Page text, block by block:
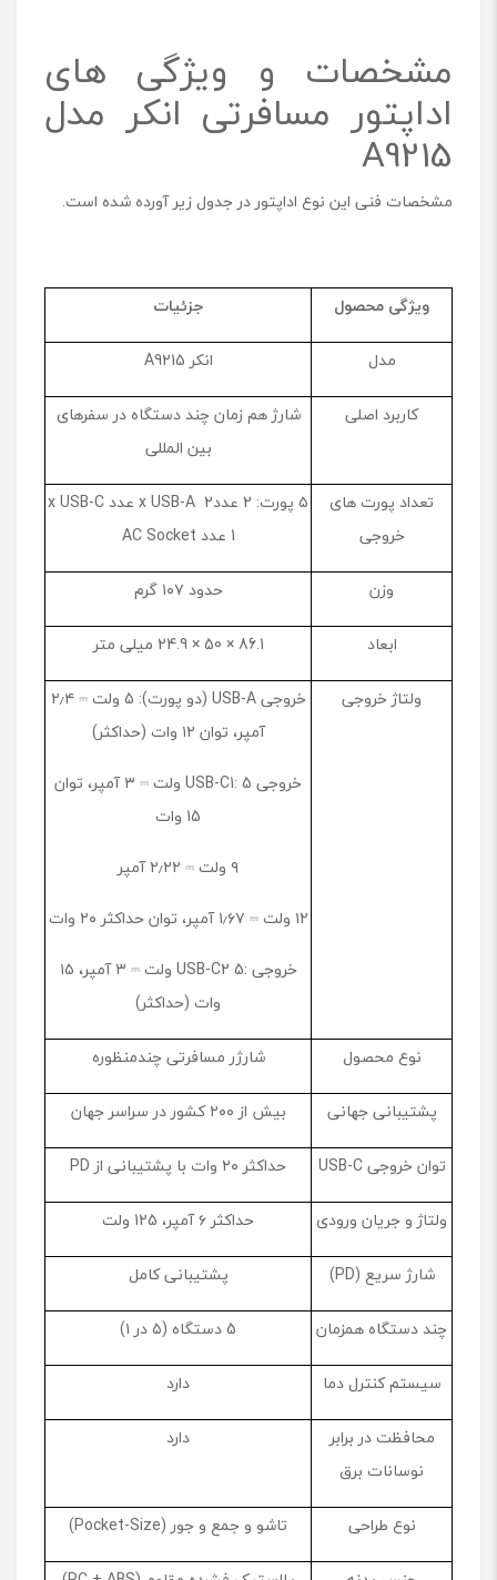
مشخصات و ویژگی های
اداپتور مسافرتی انکر مدل
A9215
مشخصات فنی این نوع اداپتور در جدول زیر آورده شده است.
ویژگی محصول
جزئیات
مدل
انکر A9215
کاربرد اصلی
شارژ هم‌ زمان چند دستگاه در سفرهای
بین ‌المللی
تعداد پورت ‌های
خروجی
۵ پورت: 2 عددx USB-A 2 عدد x USB-C
1 عدد AC Socket
وزن
حدود ۱۰۷ گرم
ابعاد
86.1 × 50 × 24.9 میلی متر
ولتاژ خروجی
خروجی USB-A (دو پورت): 5 ولت ⎓ ۲٫۴
آمپر، توان ۱۲ وات (حداکثر)
خروجی USB-C1: 5 ولت ⎓ ۳ آمپر، توان
15 وات
۹ ولت ⎓ ۲٫۲۲ آمپر
۱۲ ولت ⎓ ۱٫۶۷ آمپر، توان حداکثر ۲۰ وات
خروجی :USB-C2 5 ولت ⎓ ۳ آمپر، ۱۵
وات (حداکثر)
نوع محصول
شارژر مسافرتی چندمنظوره
پشتیبانی جهانی
بیش از ۲۰۰ کشور در سراسر جهان
توان خروجی USB-C
حداکثر ۲۰ وات با پشتیبانی از PD
ولتاژ و جریان ورودی
حداکثر ۶ آمپر، 125 ولت
شارژ سریع (PD)
پشتیبانی کامل
چند دستگاه همزمان
5 دستگاه (۵ در ۱)
سیستم کنترل دما
دارد
محافظت در برابر
نوسانات برق
دارد
نوع طراحی
تاشو و جمع ‌و جور (Pocket-Size)